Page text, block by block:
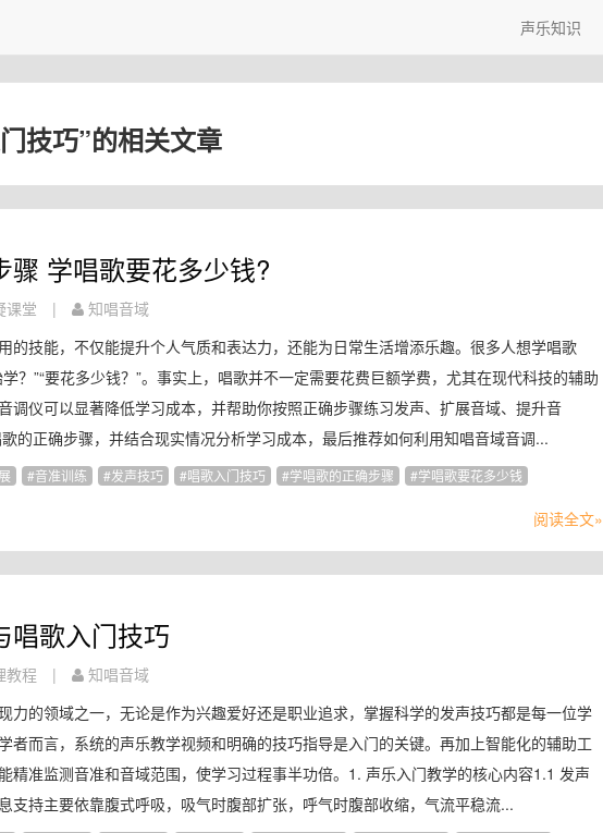
声乐知识
技巧”的相关文章
骤 学唱歌要花多少钱?
课堂 | 知唱音域
的技能，不仅能提升个人气质和表达力，还能为日常生活增添乐趣。很多人想学唱歌
？”“要花多少钱？”。事实上，唱歌并不一定需要花费巨额学费，尤其在现代科技的辅助
调仪可以显著降低学习成本，并帮助你按照正确步骤练习发声、扩展音域、提升音
的正确步骤，并结合现实情况分析学习成本，最后推荐如何利用知唱音域音调...
音准训练 发声技巧 唱歌入门技巧 学唱歌的正确步骤
学唱歌要花多少钱
阅读全文»
唱歌入门技巧
教程 | 知唱音域
力的领域之一，无论是作为兴趣爱好还是职业追求，掌握科学的发声技巧都是每一位学
者而言，系统的声乐教学视频和明确的技巧指导是入门的关键。再加上智能化的辅助工
精准监测音准和音域范围，使学习过程事半功倍。1. 声乐入门教学的核心内容1.1 发声
支持主要依靠腹式呼吸，吸气时腹部扩张，呼气时腹部收缩，气流平稳流...